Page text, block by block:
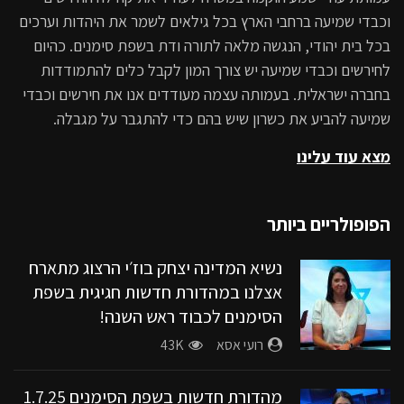
פינטו קדוש!
24.6K
מהדורות החדשות בשפת הסימנים
מהדורת החדשות בשפת הסימנים עם
מעמותת עוד ישמע.
חדשות בשפת הסימנים 28.10.25
26.9K
חדשות בשפת סימנים עם ח”כ לשעבר
שירלי פינטו קדוש
וכבדי שמיעה ברחבי הארץ בכל גילאים לשמר את היהדות וערכים
בכל בית יהודי, הנגשה מלאה לתורה ודת בשפת סימנים. כהיום
לחירשים וכבדי שמיעה יש צורך המון לקבל כלים להתמודדות
בחברה ישראלית. בעמותה עצמה מעודדים אנו את חירשים וכבדי
שמיעה להביע את כשרון שיש בהם כדי להתגבר על מגבלה.
מצא עוד עלינו
הפופולריים ביותר
נשיא המדינה יצחק בוז׳י הרצוג מתארח
אצלנו במהדורת חדשות חגיגית בשפת
הסימנים לכבוד ראש השנה!
רועי אסא 43K
מהדורת חדשות בשפת הסימנים 1.7.25